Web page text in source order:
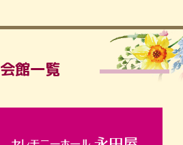
会館一覧